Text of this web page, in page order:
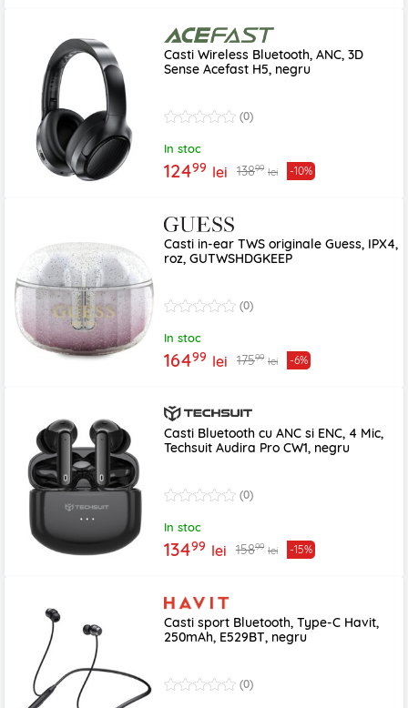
Casti Wireless Bluetooth, ANC, 3D
Sense Acefast H5, negru
(0)
In stoc
12499 lei 13899 lei -10%
Casti in-ear TWS originale Guess, IPX4,
roz, GUTWSHDGKEEP
(0)
In stoc
16499 lei 17599 lei -6%
Casti Bluetooth cu ANC si ENC, 4 Mic,
Techsuit Audira Pro CW1, negru
(0)
In stoc
13499 lei 15899 lei -15%
Casti sport Bluetooth, Type-C Havit,
250mAh, E529BT, negru
(0)